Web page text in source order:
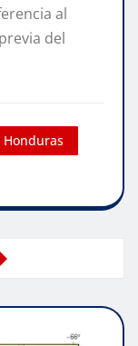
al
del
Honduras